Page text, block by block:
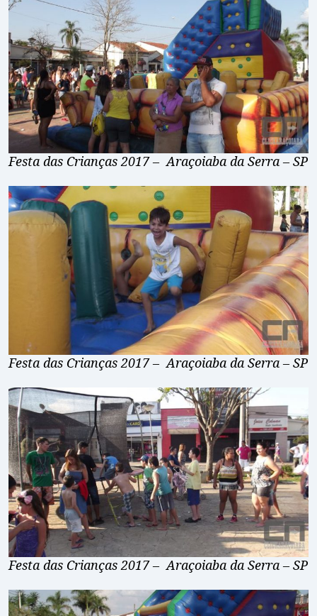
Festa das Crianças 2017 – Araçoiaba da Serra – SP
Festa das Crianças 2017 – Araçoiaba da Serra – SP
Festa das Crianças 2017 – Araçoiaba da Serra – SP